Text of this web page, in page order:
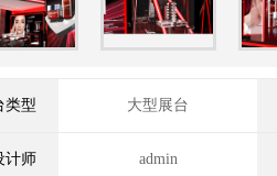
类型 大型展台
计师 admin